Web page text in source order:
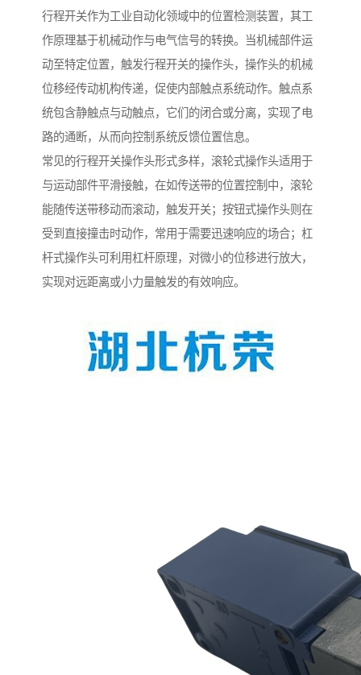
行程开关作为工业自动化领域中的位置检测装置，其工
作原理基于机械动作与电气信号的转换。当机械部件运
动至特定位置，触发行程开关的操作头，操作头的机械
位移经传动机构传递，促使内部触点系统动作。触点系
统包含静触点与动触点，它们的闭合或分离，实现了电
路的通断，从而向控制系统反馈位置信息。
常见的行程开关操作头形式多样，滚轮式操作头适用于
与运动部件平滑接触，在如传送带的位置控制中，滚轮
能随传送带移动而滚动，触发开关；按钮式操作头则在
受到直接撞击时动作，常用于需要迅速响应的场合；杠
杆式操作头可利用杠杆原理，对微小的位移进行放大，
实现对远距离或小力量触发的有效响应。